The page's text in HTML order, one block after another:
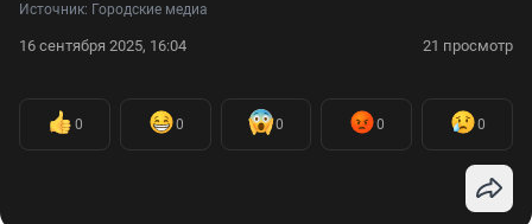
Источник: Городские медиа
16 сентября 2025, 16:04 21 просмотр
0 0 0 0 0